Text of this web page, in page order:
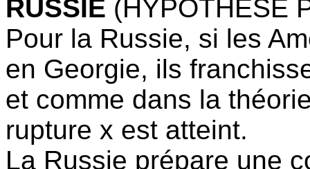
RUSSIE (HYPOTHESE
Pour la Russie, si les
en Georgie, ils
et comme dans la
rupture x est atteint.
La Russie prépare une